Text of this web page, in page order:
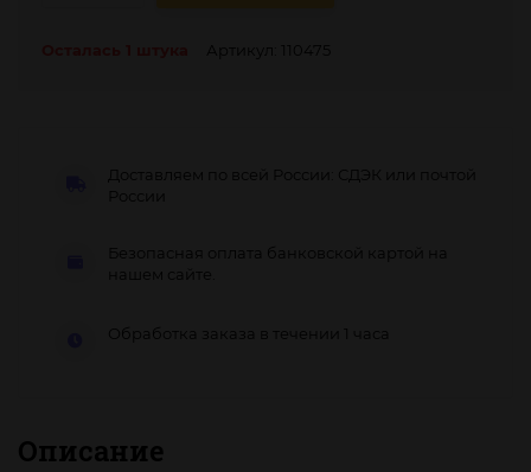
Артикул: 110475
Доставляем по всей России: СДЭК или почтой
Безопасная оплата банковской картой на
нашем сайте.
Обработка заказа в течении 1 часа
Описание